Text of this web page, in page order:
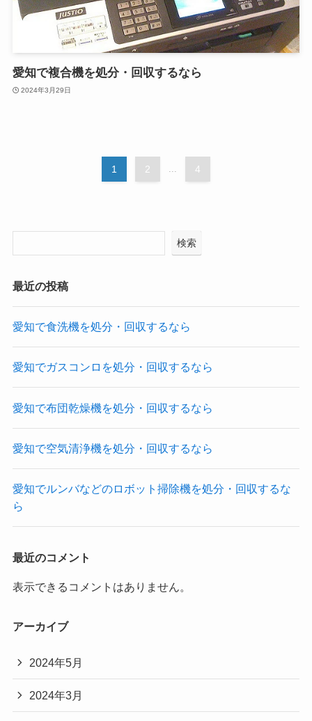
愛知で複合機を処分・回収するなら
2024年3月29日
1 2 ... 4
検索
最近の投稿
愛知で食洗機を処分・回収するなら
愛知でガスコンロを処分・回収するなら
愛知で布団乾燥機を処分・回収するなら
愛知で空気清浄機を処分・回収するなら
愛知でルンバなどのロボット掃除機を処分・回収するな
ら
最近のコメント
表示できるコメントはありません。
アーカイブ
2024年5月
2024年3月